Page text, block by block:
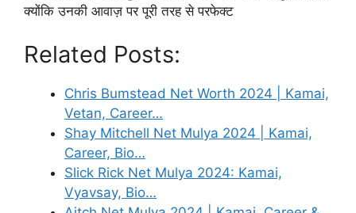
क्योंकि उनकी आवाज़ पर पूरी तरह से परफेक्ट
Related Posts:
Chris Bumstead Net Worth 2024 | Kamai,
Vetan, Career…
Shay Mitchell Net Mulya 2024 | Kamai,
Career, Bio…
Slick Rick Net Mulya 2024: Kamai,
Vyavsay, Bio…